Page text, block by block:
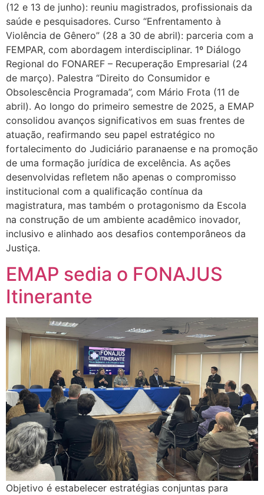
(12 e 13 de junho): reuniu magistrados, profissionais da
saúde e pesquisadores. Curso “Enfrentamento à
Violência de Gênero” (28 a 30 de abril): parceria com a
FEMPAR, com abordagem interdisciplinar. 1º Diálogo
Regional do FONAREF – Recuperação Empresarial (24
de março). Palestra “Direito do Consumidor e
Obsolescência Programada”, com Mário Frota (11 de
abril). Ao longo do primeiro semestre de 2025, a EMAP
consolidou avanços significativos em suas frentes de
atuação, reafirmando seu papel estratégico no
fortalecimento do Judiciário paranaense e na promoção
de uma formação jurídica de excelência. As ações
desenvolvidas refletem não apenas o compromisso
institucional com a qualificação contínua da
magistratura, mas também o protagonismo da Escola
na construção de um ambiente acadêmico inovador,
inclusivo e alinhado aos desafios contemporâneos da
Justiça.
EMAP sedia o FONAJUS
Itinerante
Objetivo é estabelecer estratégias conjuntas para